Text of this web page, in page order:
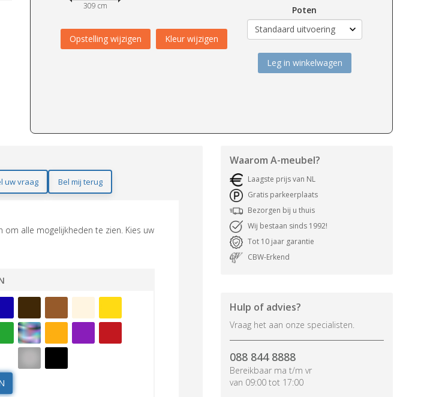
309 cm
Opstelling wijzigen Kleur wijzigen
Poten
Leg in winkelwagen
uw vraag Bel mij terug
alle mogelijkheden te zien. Kies uw
Waarom A-meubel?
Laagste prijs van NL
Gratis parkeerplaats
Bezorgen bij u thuis
Wij bestaan sinds 1992!
Tot 10 jaar garantie
CBW-Erkend
Hulp of advies?
Vraag het aan onze specialisten.
088 844 8888
Bereikbaar ma t/m vr
van 09:00 tot 17:00